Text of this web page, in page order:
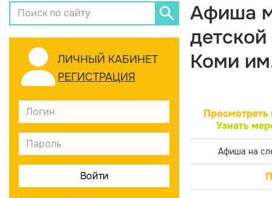
ЛИЧНЫЙ КАБИНЕТ
РЕГИСТРАЦИЯ
Афиша
Коми
Просмотреть
Узнать
Афиша на